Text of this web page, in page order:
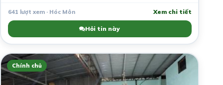
641 lượt xem · Hóc Môn Xem chi tiết
Hỏi tin này
Chính chủ